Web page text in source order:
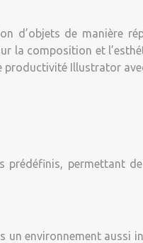
d’objets de manière
la composition et
Illustrator
permettant
un environnement aussi